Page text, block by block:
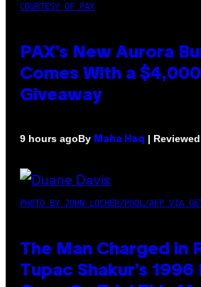
COURTESY OF PAX
PAX’s New Aurora
Comes With a
Giveaway
9 hours agoBy Maha Haq |
PHOTO BY JOHN LOCHER/POOL/AFP VIA
The Man Charged in
Tupac Shakur’s